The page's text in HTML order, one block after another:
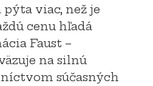
viac, než je
cenu hľadá
Faust –
na silnú
súčasných